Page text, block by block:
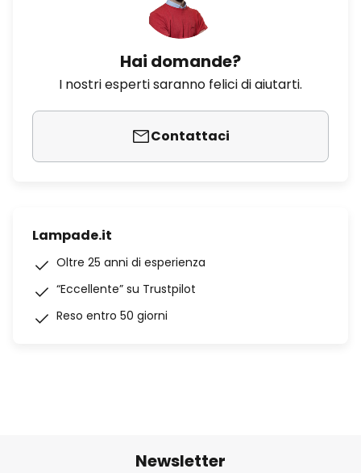
Hai domande?
I nostri esperti saranno felici di aiutarti.
Contattaci
Lampade.it
Oltre 25 anni di esperienza
“Eccellente” su Trustpilot
Reso entro 50 giorni
Newsletter